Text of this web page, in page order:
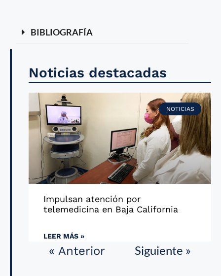
BIBLIOGRAFÍA
Noticias destacadas
NOTICIAS
Impulsan atención por
telemedicina en Baja California
LEER MÁS »
« Anterior Siguiente »